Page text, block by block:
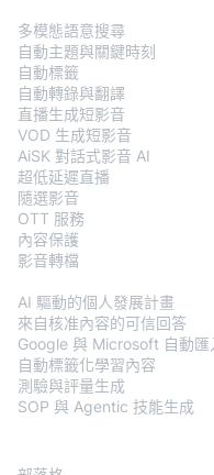
多模態語意搜尋
自動主題與關鍵時刻
自動標籤
自動轉錄與翻譯
直播生成短影音
VOD 生成短影音
AiSK 對話式影音 AI
超低延遲直播
隨選影音
OTT 服務
內容保護
影音轉檔
AI 驅動的個人發展計畫
來自核准內容的可信回答
Google 與 Microsoft 自動匯
自動標籤化學習內容
測驗與評量生成
SOP 與 Agentic 技能生成